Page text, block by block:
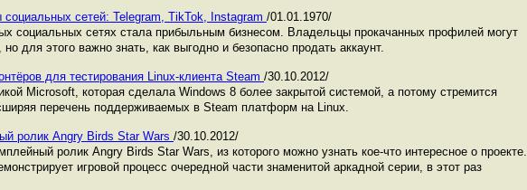
социальных сетей: Telegram, TikTok, Instagram /01.01.1970/
социальных сетях стала прибыльным бизнесом. Владельцы прокачанных профилей могут
для этого важно знать, как выгодно и безопасно продать аккаунт.
для тестирования Linux-клиента Steam /30.10.2012/
Microsoft, которая сделала Windows 8 более закрытой системой, а потому стремится
перечень поддерживаемых в Steam платформ на Linux.
ролик Angry Birds Star Wars /30.10.2012/
ролик Angry Birds Star Wars, из которого можно узнать кое-что интересное о проекте.
игровой процесс очередной части знаменитой аркадной серии, в этот раз